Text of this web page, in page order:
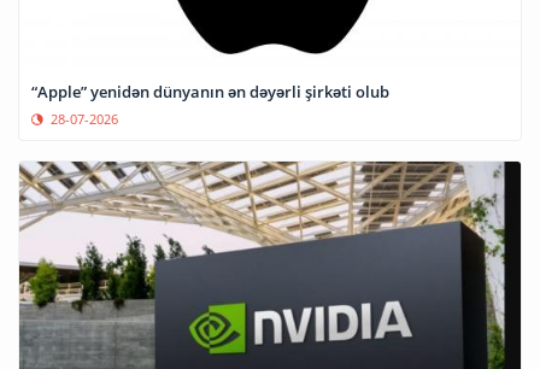
“Apple” yenidən dünyanın ən dəyərli şirkəti olub
28-07-2026